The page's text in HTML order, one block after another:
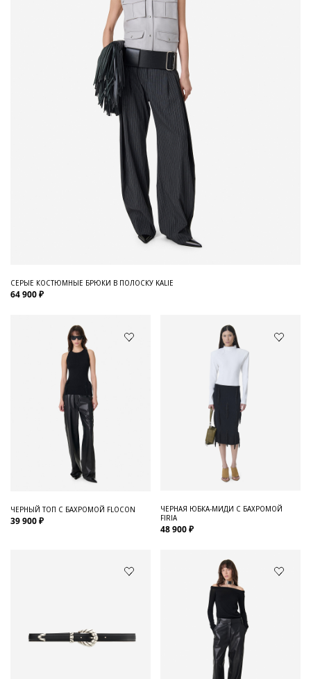
СЕРЫЕ КОСТЮМНЫЕ БРЮКИ В ПОЛОСКУ KALIE
64 900 ₽
ЧЕРНЫЙ ТОП С БАХРОМОЙ FLOCON
39 900 ₽
ЧЕРНАЯ ЮБКА-МИДИ С БАХРОМОЙ
FIRIA
48 900 ₽